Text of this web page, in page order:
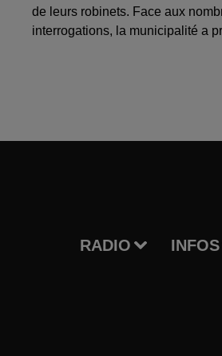
de leurs robinets. Face aux
interrogations, la municipalité a
RADIO INFOS